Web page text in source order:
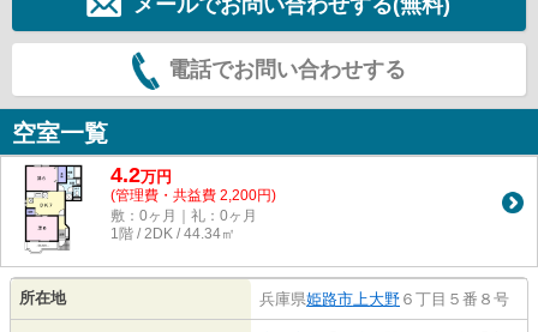
電話でお問い合わせする
空室一覧
4.2万円
(管理費・共益費 2,200円)
敷：0ヶ月｜礼：0ヶ月
1階 / 2DK / 44.34㎡
所在地 兵庫県姫路市 上大野 ６丁目５番８号